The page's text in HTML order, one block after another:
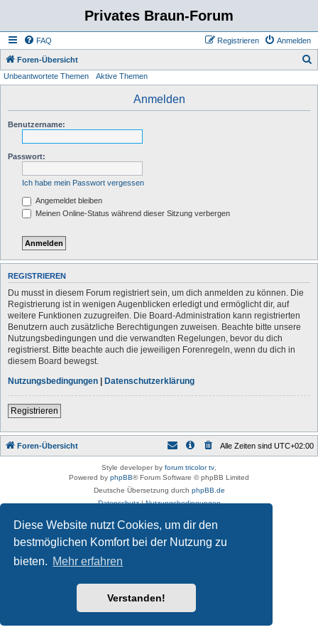
Diese Website nutzt Cookies, um dir den
bestmöglichen Komfort bei der Nutzung zu
bieten. Mehr erfahren
Verstanden!
Privates Braun-Forum
FAQ Anmelden
Registrieren
Foren-Übersicht
Unbeantwortete Themen Aktive Themen
Anmelden
Benutzername:
Passwort:
Ich habe mein Passwort vergessen
Angemeldet bleiben
Meinen Online-Status während dieser Sitzung verbergen
REGISTRIEREN
Du musst in diesem Forum registriert sein, um dich anmelden zu können. Die
Registrierung ist in wenigen Augenblicken erledigt und ermöglicht dir, auf
weitere Funktionen zuzugreifen. Die Board-Administration kann registrierten
Benutzern auch zusätzliche Berechtigungen zuweisen. Beachte bitte unsere
Nutzungsbedingungen und die verwandten Regelungen, bevor du dich
registrierst. Bitte beachte auch die jeweiligen Forenregeln, wenn du dich in
diesem Board bewegst.
Nutzungsbedingungen | Datenschutzerklärung
Registrieren
Foren-Übersicht Alle Zeiten sind UTC+02:00
Style developer by forum tricolor tv
Powered by phpBB® Forum Software © phpBB Limited
Deutsche Übersetzung durch phpBB.de
Datenschutz|Nutzungsbedingungen